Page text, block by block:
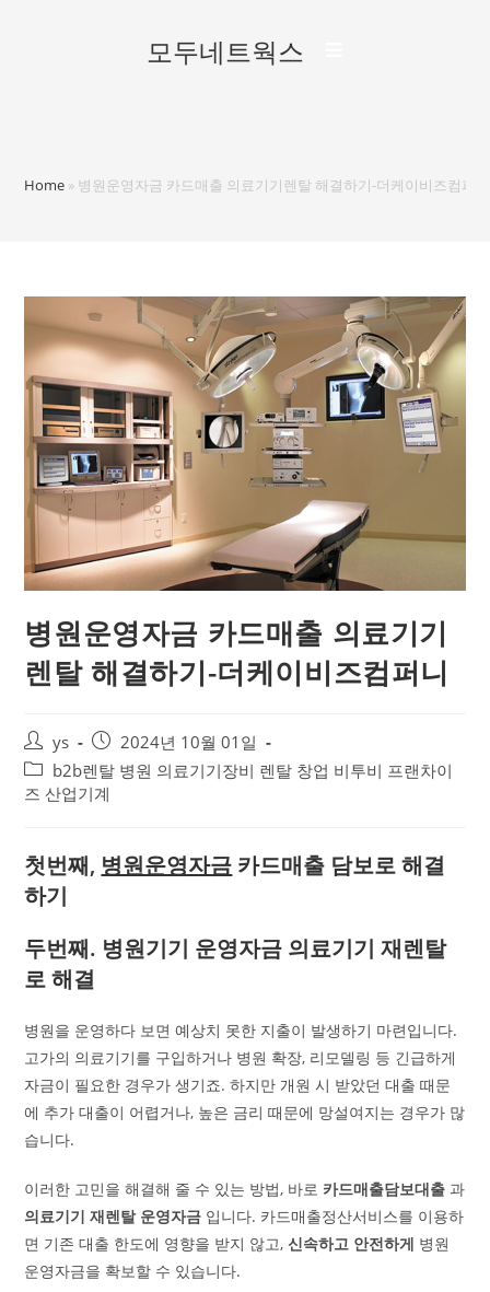
모두네트웍스
Home » 병원운영자금 카드매출 의료기기렌탈 해결하기-더케이비즈컴퍼니
병원운영자금 카드매출 의료기기
렌탈 해결하기-더케이비즈컴퍼니
ys
2024년 10월 01일
b2b렌탈 병원 의료기기장비 렌탈 창업 비투비 프랜차이
즈 산업기계
첫번째, 병원운영자금 카드매출 담보로 해결
하기
두번째. 병원기기 운영자금 의료기기 재렌탈
로 해결
병원을 운영하다 보면 예상치 못한 지출이 발생하기 마련입니다.
고가의 의료기기를 구입하거나 병원 확장, 리모델링 등 긴급하게
자금이 필요한 경우가 생기죠. 하지만 개원 시 받았던 대출 때문
에 추가 대출이 어렵거나, 높은 금리 때문에 망설여지는 경우가 많
습니다.
이러한 고민을 해결해 줄 수 있는 방법, 바로 카드매출담보대출 과
의료기기 재렌탈 운영자금 입니다. 카드매출정산서비스를 이용하
면 기존 대출 한도에 영향을 받지 않고,신속하고 안전하게 병원
운영자금을 확보할 수 있습니다.